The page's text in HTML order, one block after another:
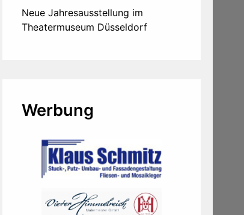
Neue Jahresausstellung im
Theatermuseum Düsseldorf
Werbung